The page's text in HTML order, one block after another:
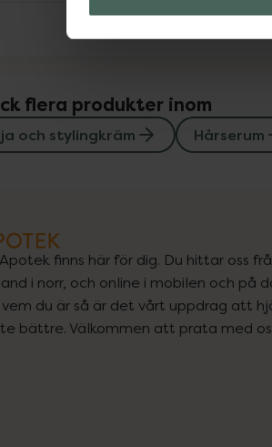
flera produkter inom
och stylingkräm Hårserum
finns här för dig. Du hittar oss
i norr, och online i mobilen och på
du är så är det vårt uppdrag att
bättre. Välkommen att prata med